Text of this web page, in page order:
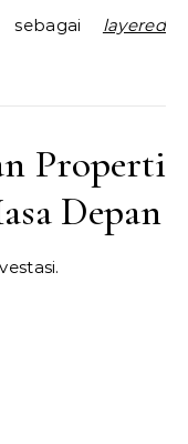
sebagai layered
Properti
Depan